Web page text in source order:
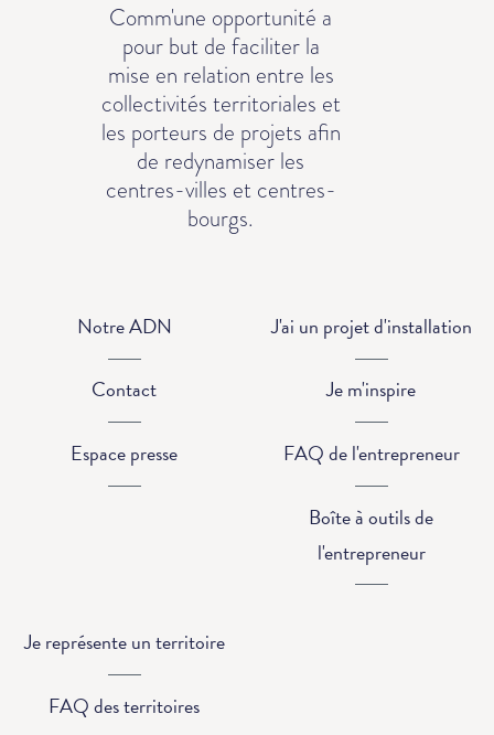
Comm'une opportunité a
pour but de faciliter la
mise en relation entre les
collectivités territoriales et
les porteurs de projets afin
de redynamiser les
centres-villes et centres-
bourgs.
Notre ADN
Contact
Espace presse
J'ai un projet d'installation
Je m'inspire
FAQ de l'entrepreneur
Boîte à outils de
l'entrepreneur
Je représente un territoire
FAQ des territoires